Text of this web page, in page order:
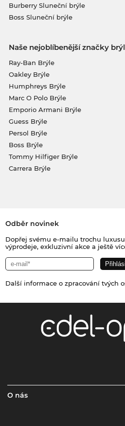
Burberry Sluneční brýle
Boss Sluneční brýle
Naše nejoblíbenější značky
Ray-Ban Brýle
Oakley Brýle
Humphreys Brýle
Marc O Polo Brýle
Emporio Armani Brýle
Guess Brýle
Persol Brýle
Boss Brýle
Tommy Hilfiger Brýle
Carrera Brýle
Odběr novinek
Dopřej svému e-mailu trochu
výprodeje, exkluzivní akce a ještě
Další informace o zpracování tvých
O nás